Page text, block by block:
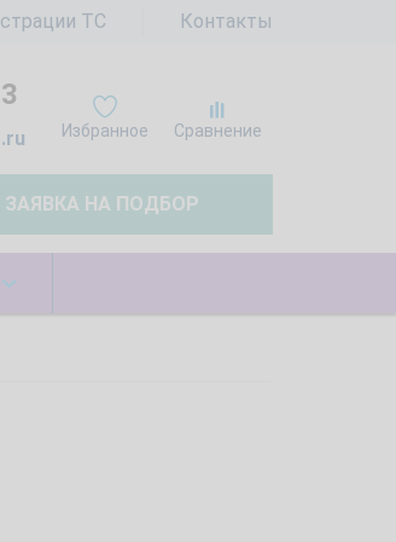
ТС Контакты
Избранное Сравнение
ЗАЯВКА НА ПОДБОР